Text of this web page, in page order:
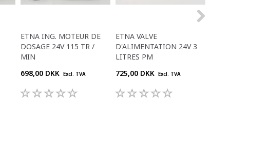
ETNA ING. MOTEUR DE
DOSAGE 24V 115 TR /
MIN
698,00 DKK Excl. TVA
ETNA VALVE
D'ALIMENTATION 24V 3
LITRES PM
725,00 DKK Excl. TVA